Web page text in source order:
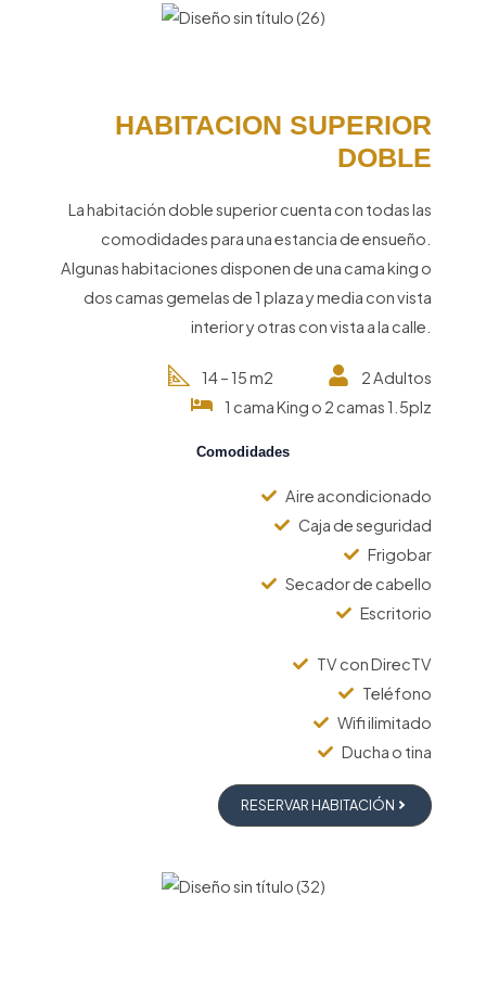
HABITACION SUPERIOR
DOBLE
La habitación doble superior cuenta con todas las
comodidades para una estancia de ensueño.
Algunas habitaciones disponen de una cama king o
dos camas gemelas de 1 plaza y media con vista
interior y otras con vista a la calle.
14 – 15 m2
2 Adultos
1 cama King o 2 camas 1.5plz
Comodidades
Aire acondicionado
Caja de seguridad
Frigobar
Secador de cabello
Escritorio
TV con DirecTV
Teléfono
Wifi ilimitado
Ducha o tina
RESERVAR HABITACIÓN